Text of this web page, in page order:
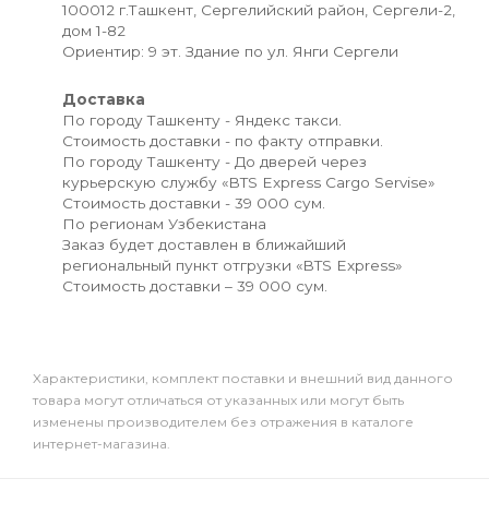
100012 г.Ташкент, Сергелийский район, Сергели-2,
дом 1-82
Ориентир: 9 эт. Здание по ул. Янги Сергели
Доставка
По городу Ташкенту - Яндекс такси.
Стоимость доставки - по факту отправки.
По городу Ташкенту - До дверей через
курьерскую службу «BTS Express Cargo Servise»
Стоимость доставки - 39 000 сум.
По регионам Узбекистана
Заказ будет доставлен в ближайший
региональный пункт отгрузки «BTS Express»
Стоимость доставки – 39 000 сум.
Xарактеристики, комплект поставки и внешний вид данного
товара могут отличаться от указанных или могут быть
изменены производителем без отражения в каталоге
интернет-магазина.